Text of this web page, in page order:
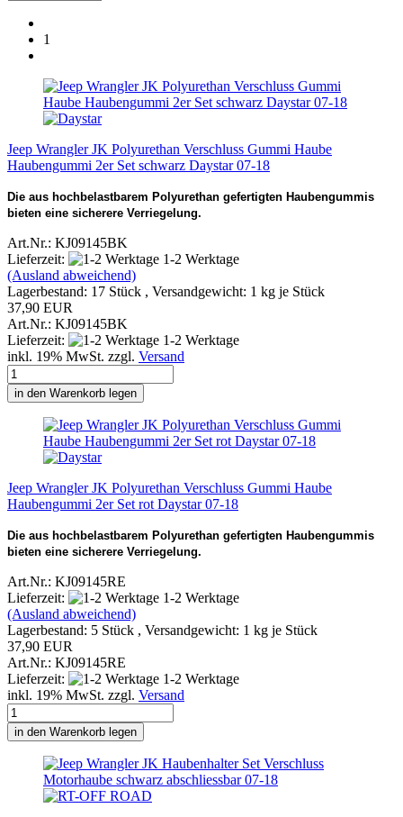
1
Jeep Wrangler JK Polyurethan Verschluss Gummi Haube
Haubengummi 2er Set schwarz Daystar 07-18
Die aus hochbelastbarem Polyurethan gefertigten Haubengummis
bieten eine sicherere Verriegelung.
Art.Nr.: KJ09145BK
Lieferzeit:
1-2 Werktage
(Ausland abweichend)
Lagerbestand: 17 Stück , Versandgewicht: 1 kg je Stück
37,90 EUR
Art.Nr.: KJ09145BK
Lieferzeit:
1-2 Werktage
inkl. 19% MwSt. zzgl. Versand
in den Warenkorb legen
Jeep Wrangler JK Polyurethan Verschluss Gummi Haube
Haubengummi 2er Set rot Daystar 07-18
Die aus hochbelastbarem Polyurethan gefertigten Haubengummis
bieten eine sicherere Verriegelung.
Art.Nr.: KJ09145RE
Lieferzeit:
1-2 Werktage
(Ausland abweichend)
Lagerbestand: 5 Stück , Versandgewicht: 1 kg je Stück
37,90 EUR
Art.Nr.: KJ09145RE
Lieferzeit:
1-2 Werktage
inkl. 19% MwSt. zzgl. Versand
in den Warenkorb legen